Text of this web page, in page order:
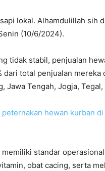
lokal. Alhamdulillah sih
(10/6/2024).
tidak stabil, penjualan
total penjualan
Jawa Tengah, Jogja,
standar
obat cacing, serta